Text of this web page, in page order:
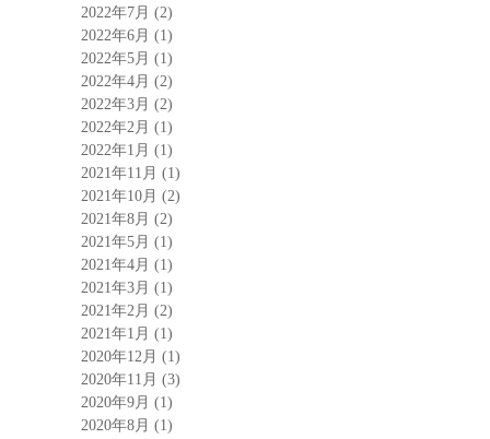
2022年7月 (2)
2022年6月 (1)
2022年5月 (1)
2022年4月 (2)
2022年3月 (2)
2022年2月 (1)
2022年1月 (1)
2021年11月 (1)
2021年10月 (2)
2021年8月 (2)
2021年5月 (1)
2021年4月 (1)
2021年3月 (1)
2021年2月 (2)
2021年1月 (1)
2020年12月 (1)
2020年11月 (3)
2020年9月 (1)
2020年8月 (1)